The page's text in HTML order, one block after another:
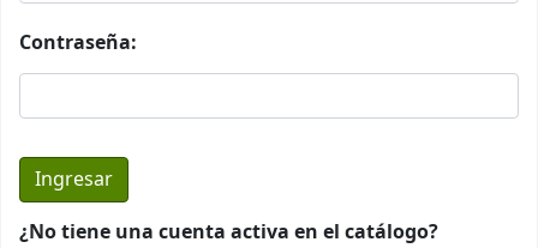
Contraseña:
¿No tiene una cuenta activa en el catálogo?